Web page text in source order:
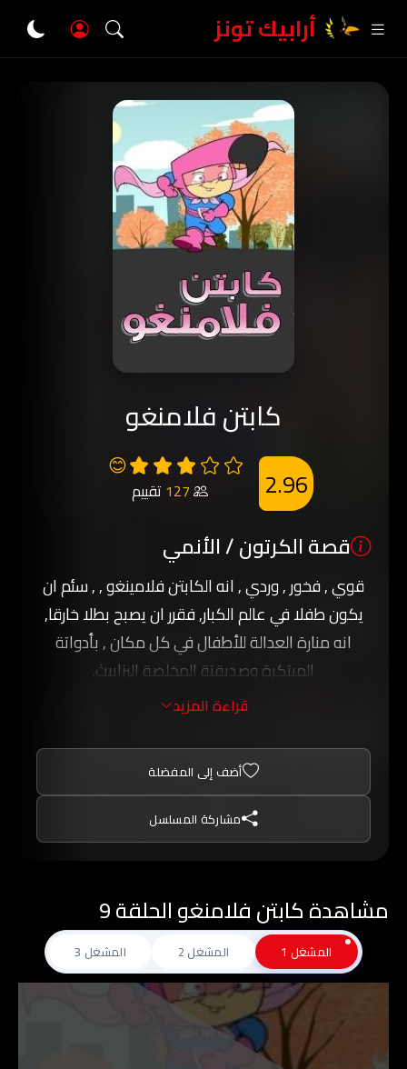
أرابيك تونز
كابتن فلامنغو
😊
127 تقييم 2.96
قصة الكرتون / الأنمي
قوي , فخور , وردي , انه الكابتن فلامينغو , , سئم ان
يكون طفلا في عالم الكبار, فقرر ان يصبح بطلا خارقا,
انه منارة العدالة للأطفال في كل مكان , بأدواتة
المبتكرة وصديقتة المخلصة اليزابيث.
راقبوا الوردي والملون كابتن فلامنغو برؤية الطائر
المسلسل الجميل والرائع الكابتن فلامنغو.
قراءة المزيد
أضف إلى المفضلة
مشاركة المسلسل
مشاهدة كابتن فلامنغو الحلقة 9
المشغل 1 المشغل 2 المشغل 3